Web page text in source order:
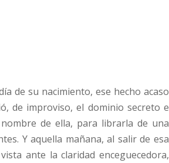
de su nacimiento, ese hecho acaso
de improviso, el dominio secreto e
de ella, para librarla de una
Y aquella mañana, al salir de esa
ante la claridad enceguecedora,